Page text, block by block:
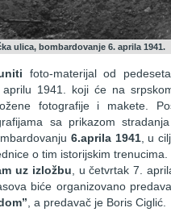
ulica, bombardovanje 6. aprila 1941.
foto-materijal od
1941. koji će na
fotografije i makete.
sa prikazom stradanja
6.aprila 1941, u
o tim istorijskim trenucima.
uz izložbu , u četvrtak 7.
biće organizovano
, a predavač je Boris Ciglić.